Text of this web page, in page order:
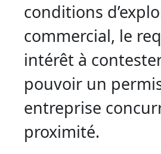
conditions
commercial, le
intérêt à
pouvoir un
entreprise
proximité.